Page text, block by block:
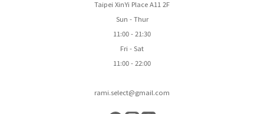
Taipei XinYi Place A11 2F
Sun - Thur
11:00 - 21:30
Fri - Sat
11:00 - 22:00
rami.select@gmail.com